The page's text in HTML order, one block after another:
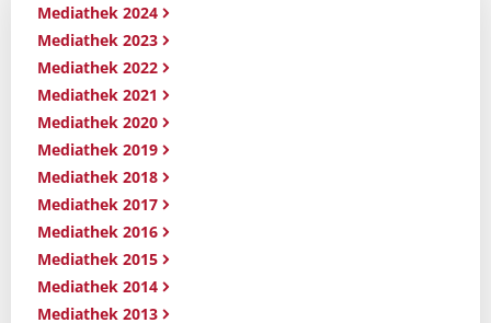
Mediathek 2024
Mediathek 2023
Mediathek 2022
Mediathek 2021
Mediathek 2020
Mediathek 2019
Mediathek 2018
Mediathek 2017
Mediathek 2016
Mediathek 2015
Mediathek 2014
Mediathek 2013